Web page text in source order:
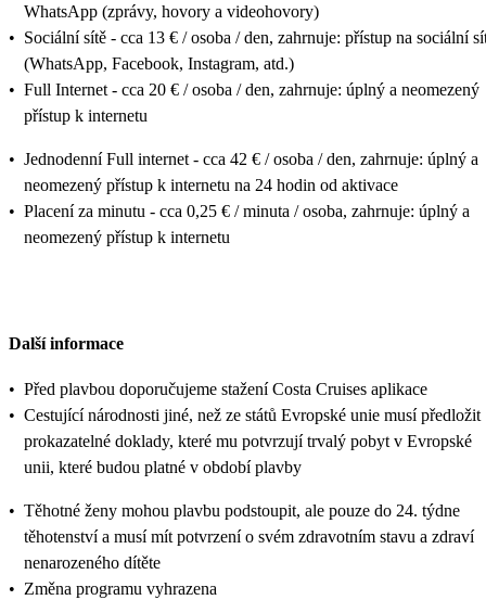
WhatsApp (zprávy, hovory a videohovory)
• Sociální sítě - cca 13 € / osoba / den, zahrnuje: přístup na sociální
(WhatsApp, Facebook, Instagram, atd.)
• Full Internet - cca 20 € / osoba / den, zahrnuje: úplný a neomezený
přístup k internetu
• Jednodenní Full internet - cca 42 € / osoba / den, zahrnuje: úplný a
neomezený přístup k internetu na 24 hodin od aktivace
• Placení za minutu - cca 0,25 € / minuta / osoba, zahrnuje: úplný a
neomezený přístup k internetu
Další informace
• Před plavbou doporučujeme stažení Costa Cruises aplikace
• Cestující národnosti jiné, než ze států Evropské unie musí předložit
prokazatelné doklady, které mu potvrzují trvalý pobyt v Evropské
unii, které budou platné v období plavby
• Těhotné ženy mohou plavbu podstoupit, ale pouze do 24. týdne
těhotenství a musí mít potvrzení o svém zdravotním stavu a zdraví
nenarozeného dítěte
• Změna programu vyhrazena